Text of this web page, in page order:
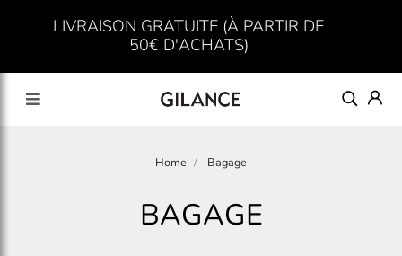
LIVRAISON GRATUITE (À PARTIR DE
50€ D'ACHATS)
Home Bagage
BAGAGE